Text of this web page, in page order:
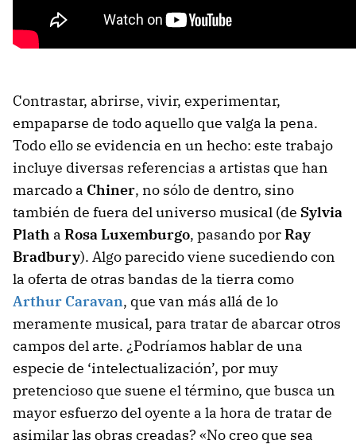
Contrastar, abrirse, vivir, experimentar,
empaparse de todo aquello que valga la pena.
Todo ello se evidencia en un hecho: este trabajo
incluye diversas referencias a artistas que han
marcado a Chiner, no sólo de dentro, sino
también de fuera del universo musical (de Sylvia
Plath a Rosa Luxemburgo, pasando porRay
Bradbury). Algo parecido viene sucediendo con
la oferta de otras bandas de la tierra como
Arthur Caravan, que van más allá de lo
meramente musical, para tratar de abarcar otros
campos del arte. ¿Podríamos hablar de una
especie de ‘intelectualización’, por muy
pretencioso que suene el término, que busca un
mayor esfuerzo del oyente a la hora de tratar de
asimilar las obras creadas? «No creo que sea